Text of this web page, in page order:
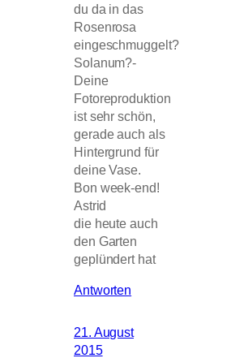
du da in das
Rosenrosa
eingeschmuggelt?
Solanum?-
Deine
Fotoreproduktion
ist sehr schön,
gerade auch als
Hintergrund für
deine Vase.
Bon week-end!
Astrid
die heute auch
den Garten
geplündert hat
Antworten
21. August
2015